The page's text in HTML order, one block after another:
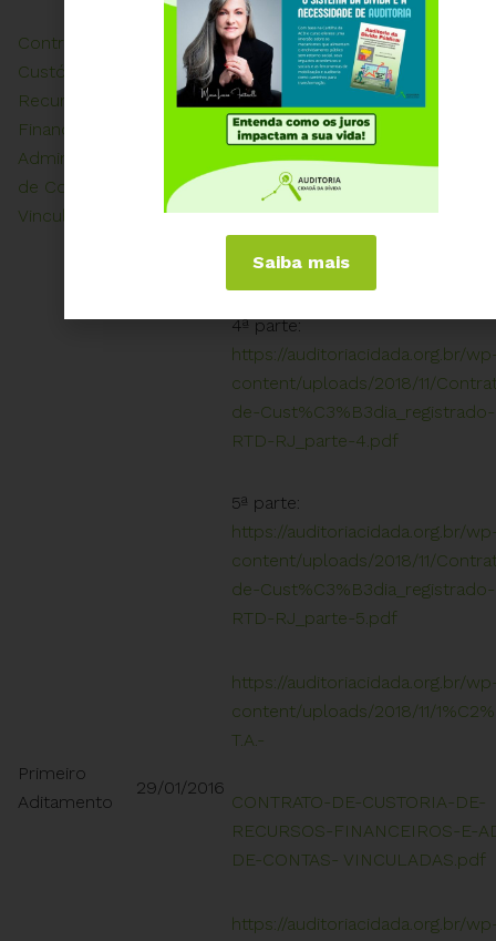
Contrato de
Custódia de
Recursos
Financeiros e
Administração
de Contas
Vinculadas
3ª parte:
https://auditoriacidada.org.br/
content/uploads/2018/11/
de-Cust%C3%B3dia_registrado-
RTD-RJ_parte-3.pdf
4ª parte:
https://auditoriacidada.org.br/
content/uploads/2018/11/
de-Cust%C3%B3dia_registrado-
RTD-RJ_parte-4.pdf
5ª parte:
https://auditoriacidada.org.br/
content/uploads/2018/11/
de-Cust%C3%B3dia_registrado-
RTD-RJ_parte-5.pdf
Primeiro
Aditamento
29/01/2016
https://auditoriacidada.org.br/
content/uploads/2018/11/
T.A.-
CONTRATO-DE-CUSTORIA-DE-
RECURSOS-FINANCEIROS-E-
DE-CONTAS- VINCULADAS.pdf
https://auditoriacidada.org.br/
Saiba mais